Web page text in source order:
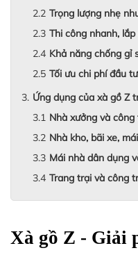
Trọng lượng nhẹ
Thi công nhanh,
Khả năng chống gỉ
Tối ưu chi phí đầu
Ứng dụng của xà gồ Z
Nhà xưởng và
Nhà kho, bãi xe,
Mái nhà dân dụng
Trang trại và công
Xà gồ Z - Giải